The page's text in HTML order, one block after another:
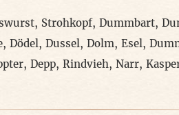
, Strohkopf, Dummbart,
, Dödel, Dussel, Dolm, Esel,
, Depp, Rindvieh, Narr,